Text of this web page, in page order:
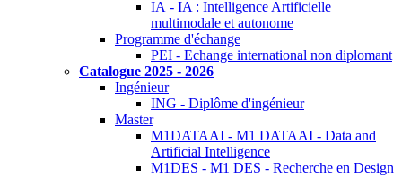
IA - IA : Intelligence Artificielle
multimodale et autonome
Programme d'échange
PEI - Echange international non diplomant
Catalogue 2025 - 2026
Ingénieur
ING - Diplôme d'ingénieur
Master
M1DATAAI - M1 DATAAI - Data and
Artificial Intelligence
M1DES - M1 DES - Recherche en Design